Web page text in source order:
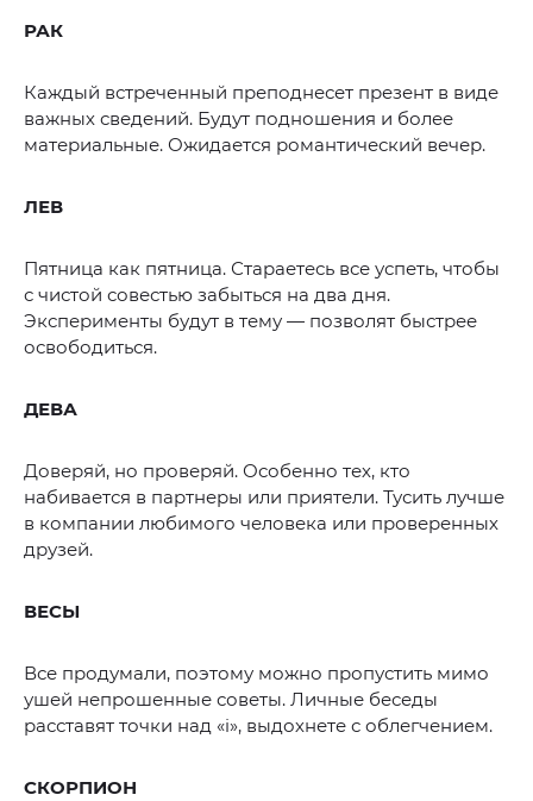
РАК
Каждый встреченный преподнесет презент в виде
важных сведений. Будут подношения и более
материальные. Ожидается романтический вечер.
ЛЕВ
Пятница как пятница. Стараетесь все успеть, чтобы
с чистой совестью забыться на два дня.
Эксперименты будут в тему — позволят быстрее
освободиться.
ДЕВА
Доверяй, но проверяй. Особенно тех, кто
набивается в партнеры или приятели. Тусить лучше
в компании любимого человека или проверенных
друзей.
ВЕСЫ
Все продумали, поэтому можно пропустить мимо
ушей непрошенные советы. Личные беседы
расставят точки над «i», выдохнете с облегчением.
СКОРПИОН